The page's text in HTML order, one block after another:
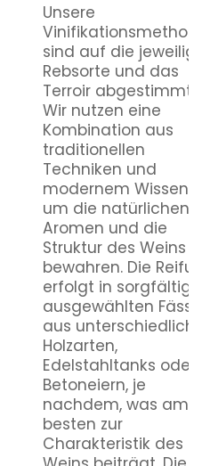
Unsere
sind auf die
Rebsorte und das
Terroir abgestimmt.
Wir nutzen eine
Kombination aus
traditionellen
Techniken und
modernem Wissen,
um die natürlichen
Aromen und die
Struktur des Weins
bewahren. Die
erfolgt in sorgfältig
ausgewählten
aus
Holzarten,
Edelstahltanks oder
Betoneiern, je
nachdem, was am
besten zur
Charakteristik des